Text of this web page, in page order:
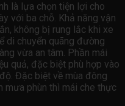
là lựa chọn tiện lợi cho
với ba chỗ. Khả năng vận
không bị rung lắc khi xe
di chuyển quãng đường
vừa an tâm. Phần mái
quả, đặc biệt phù hợp vào
Đặc biệt về mùa đông
mưa phùn thì mái che thực